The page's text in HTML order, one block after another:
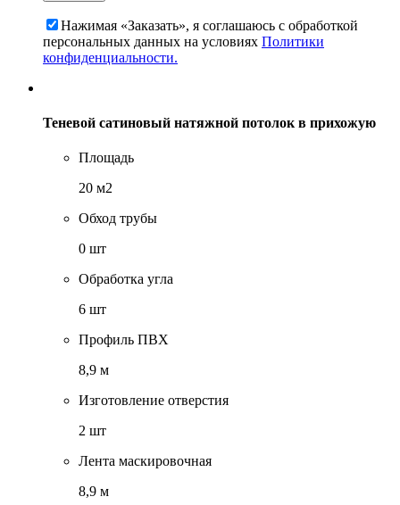
Нажимая «Заказать», я соглашаюсь c обработкой
персональных данных на условиях Политики
конфиденциальности.
Теневой сатиновый натяжной потолок в прихожую
Площадь
20 м2
Обход трубы
0 шт
Обработка угла
6 шт
Профиль ПВХ
8,9 м
Изготовление отверстия
2 шт
Лента маскировочная
8,9 м